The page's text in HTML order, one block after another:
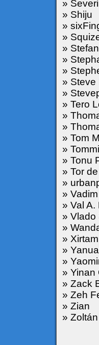
»
» Shiju
»
»
»
»
»
» Steve
»
» Tero
»
»
» Tom
»
» Tonu
» Tor
»
»
» Val A.
» Vlado
»
» Xirtam
»
»
» Yinan
» Zack
» Zeh
» Zian
»